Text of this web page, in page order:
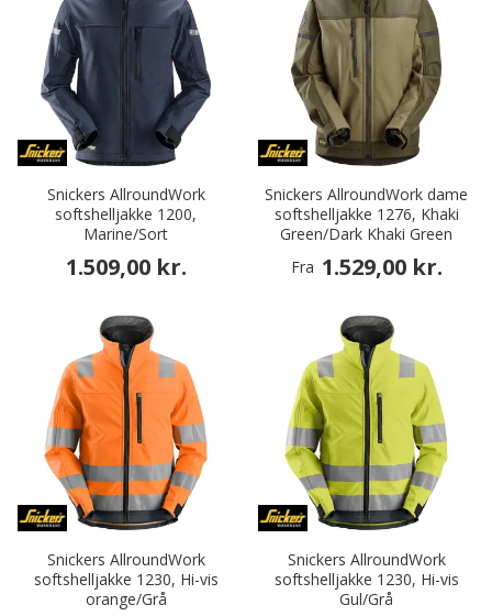
Snickers AllroundWork
softshelljakke 1200,
Marine/Sort
1.509,00 kr.
Snickers AllroundWork dame
softshelljakke 1276, Khaki
Green/Dark Khaki Green
Fra 1.529,00 kr.
Snickers AllroundWork
softshelljakke 1230, Hi-vis
orange/Grå
Snickers AllroundWork
softshelljakke 1230, Hi-vis
Gul/Grå